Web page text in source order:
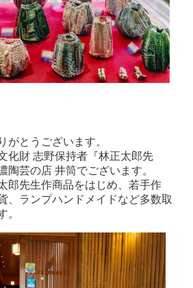
がとうございます。
化財 志野保持者『林正太郎先
芸の店 井筒でございます。
郎先生作商品をはじめ、若手作
、ランプハンドメイドなど多数取
。